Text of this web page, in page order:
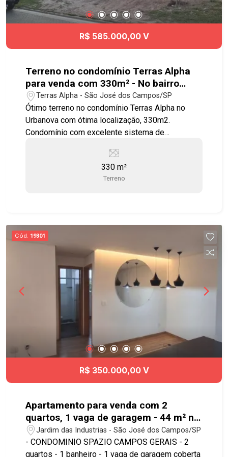
tempo e agende agora mesmo sua visita!!!
#jardimdasindustrias #sobrado #viaoeste
#Angloalante #Ibaji
R$ 585.000,00 V
Terreno no condomínio Terras Alpha
para venda com 330m² - No bairro
Urbanova - SJC
Terras Alpha - São José dos Campos/SP
Ótimo terreno no condomínio Terras Alpha no
Urbanova com ótima localização, 330m2.
Condomínio com excelente sistema de
circuito interno de TV, fechamento do perímetro,
com diversos espaços voltados para a prática de
atividades em família com segurança. Com mais
pontos para relaxar e curtir com a sua família. O
Terras Alpha São José dos Campos está
localizado no ponto alto de Urbanova, com fácil
acesso para universidades, escolas, hospital,
restaurantes, padarias, farmácias,
supermercados, comércio e serviços. Ligue e
agende a sua visita! #imobiliaria
#geraçãoimóveis #terrenovenda #SJC
330 m²
Terreno
Cód. 19301
R$ 350.000,00 V
Apartamento para venda com 2
quartos, 1 vaga de garagem - 44 m² no
bairro Jardim das Industrias
Jardim das Industrias - São José dos Campos/SP
- CONDOMINIO SPAZIO CAMPOS GERAIS - 2
quartos - 1 banheiro - 1 vaga de garagem coberta